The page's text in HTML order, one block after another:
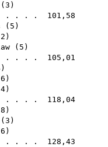
( 3 )
. . . 101,58
( 5 )
2 )
( 5 )
. . . 105,01
)
6 )
4)
. . . 118,04
8 )
( 3 )
6 )
. . . 128,43